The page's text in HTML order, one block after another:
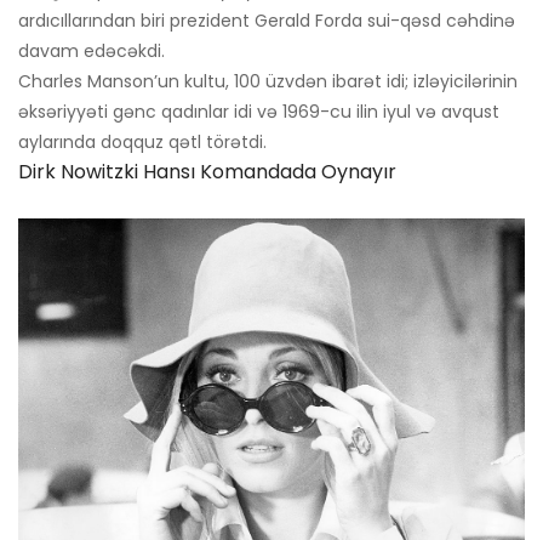
ardıcıllarından biri prezident Gerald Forda sui-qəsd cəhdinə
davam edəcəkdi.
Charles Manson’un kultu, 100 üzvdən ibarət idi; izləyicilərinin
əksəriyyəti gənc qadınlar idi və 1969-cu ilin iyul və avqust
aylarında doqquz qətl törətdi.
Dirk Nowitzki Hansı Komandada Oynayır